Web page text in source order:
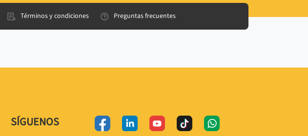
Términos y condiciones Preguntas frecuentes
SÍGUENOS